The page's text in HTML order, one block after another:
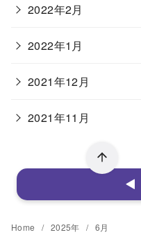
2022年2月
2022年1月
2021年12月
2021年11月
Home 2025年 6月